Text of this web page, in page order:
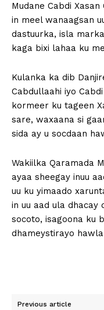
Mudane Cabdi
in meel wanaagsan
dastuurka, isla
kaga bixi lahaa ku
Kulanka ka dib
Cabdullaahi iyo
kormeer ku tageen
sare, waxaana si
sida ay u socdaan
Wakiilka Qaramada
ayaa sheegay inuu
uu ku yimaado
in uu aad ula dhacay
socoto, isagoona ku
dhameystirayo
Previous article